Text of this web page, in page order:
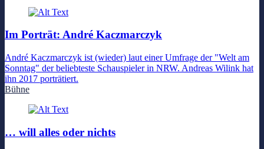
Im Porträt: André Kaczmarczyk
André Kaczmarczyk ist (wieder) laut einer Umfrage der "Welt am
Sonntag" der beliebteste Schauspieler in NRW. Andreas Wilink hat
ihn 2017 porträtiert.
Bühne
… will alles oder nichts